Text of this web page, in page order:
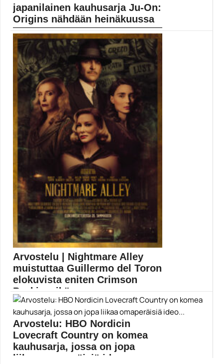
japanilainen kauhusarja Ju-On:
Origins nähdään heinäkuussa
Ju-On: Origins kuuluu samaan kauhusarjaan kuin The
Grudge...
Elokuvat
Arvostelu | Nightmare Alley
muistuttaa Guillermo del Toron
elokuvista eniten Crimson
Peakia, eikä se...
Nightmare Alley on visuaalisesti komeista
fantasiaelokuvistaan tunnetun Guillermo...
Bradley Cooper
Arvostelu: HBO Nordicin
Lovecraft Country on komea
kauhusarja, jossa on jopa
liikaa omaperäisiä ideo...